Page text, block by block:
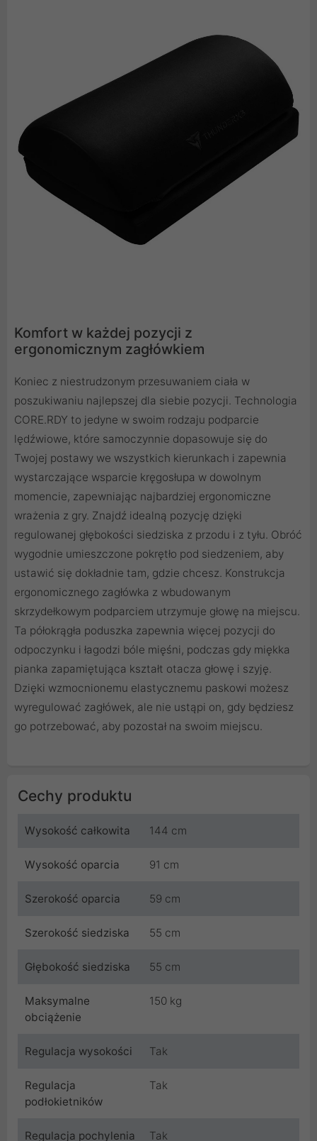
Komfort w każdej pozycji z
ergonomicznym zagłówkiem
Koniec z niestrudzonym przesuwaniem ciała w
poszukiwaniu najlepszej dla siebie pozycji. Technologia
CORE.RDY to jedyne w swoim rodzaju podparcie
lędźwiowe, które samoczynnie dopasowuje się do
Twojej postawy we wszystkich kierunkach i zapewnia
wystarczające wsparcie kręgosłupa w dowolnym
momencie, zapewniając najbardziej ergonomiczne
wrażenia z gry. Znajdź idealną pozycję dzięki
regulowanej głębokości siedziska z przodu i z tyłu. Obróć
wygodnie umieszczone pokrętło pod siedzeniem, aby
ustawić się dokładnie tam, gdzie chcesz. Konstrukcja
ergonomicznego zagłówka z wbudowanym
skrzydełkowym podparciem utrzymuje głowę na miejscu.
Ta półokrągła poduszka zapewnia więcej pozycji do
odpoczynku i łagodzi bóle mięśni, podczas gdy miękka
pianka zapamiętująca kształt otacza głowę i szyję.
Dzięki wzmocnionemu elastycznemu paskowi możesz
wyregulować zagłówek, ale nie ustąpi on, gdy będziesz
go potrzebować, aby pozostał na swoim miejscu.
Cechy produktu
Wysokość całkowita 144 cm
Wysokość oparcia 91 cm
Szerokość oparcia 59 cm
Szerokość siedziska 55 cm
Głębokość siedziska 55 cm
Maksymalne
obciążenie
150 kg
Regulacja wysokości Tak
Regulacja
podłokietników
Tak
Regulacja pochylenia Tak